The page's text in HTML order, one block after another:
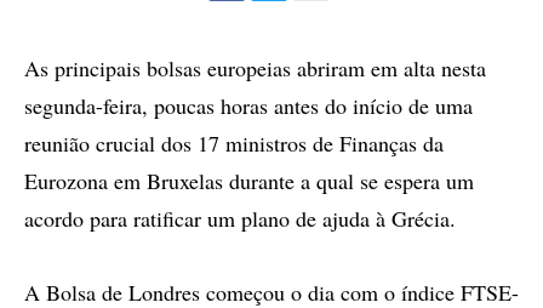
compartilhamento
As principais bolsas europeias abriram em alta nesta
segunda-feira, poucas horas antes do início de uma
reunião crucial dos 17 ministros de Finanças da
Eurozona em Bruxelas durante a qual se espera um
acordo para ratificar um plano de ajuda à Grécia.
A Bolsa de Londres começou o dia com o índice FTSE-